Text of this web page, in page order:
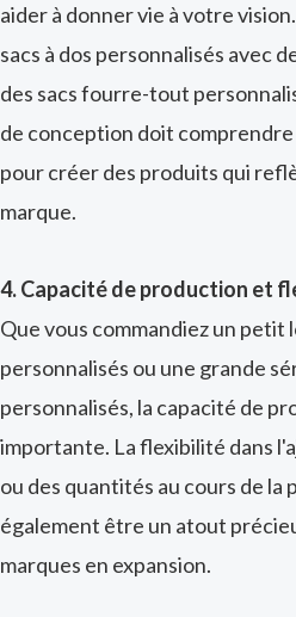
aider à donner vie à votre
sacs à dos personnalisés avec
des sacs fourre-tout
de conception doit
pour créer des produits qui
marque.
4. Capacité de production et
Que vous commandiez un petit
personnalisés ou une grande
personnalisés, la capacité de
importante. La flexibilité dans
ou des quantités au cours de
également être un atout
marques en expansion.